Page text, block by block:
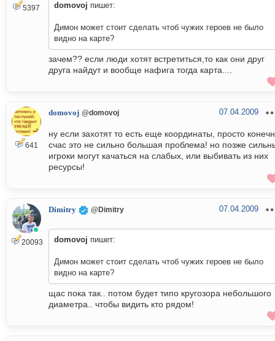
5397 domovoj пишет:
Димон может стоит сделать чтоб чужих героев не было
видно на карте?
зачем?? если люди хотят встретиться,то как они друг
друга найдут и вообще нафига тогда карта....
641
domovoj @domovoj 07.04.2009
ну если захотят то есть еще координаты, просто
счас это не сильно большая проблема! но позже
игроки могут качаться на слабых, или выбивать из них
ресурсы!
20093
Dimitry @Dimitry 07.04.2009
domovoj пишет:
Димон может стоит сделать чтоб чужих героев не было
видно на карте?
щас пока так.. потом будет типо кругозора небольшого
диаметра.. чтобы видить кто рядом!